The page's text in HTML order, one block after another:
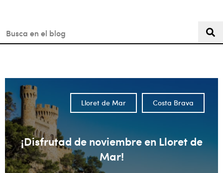
Esto es un campo de búsqueda con una función de texto
¡Disfrutad de noviembre en Lloret de
Mar!
Costa Brava
Lloret de Mar